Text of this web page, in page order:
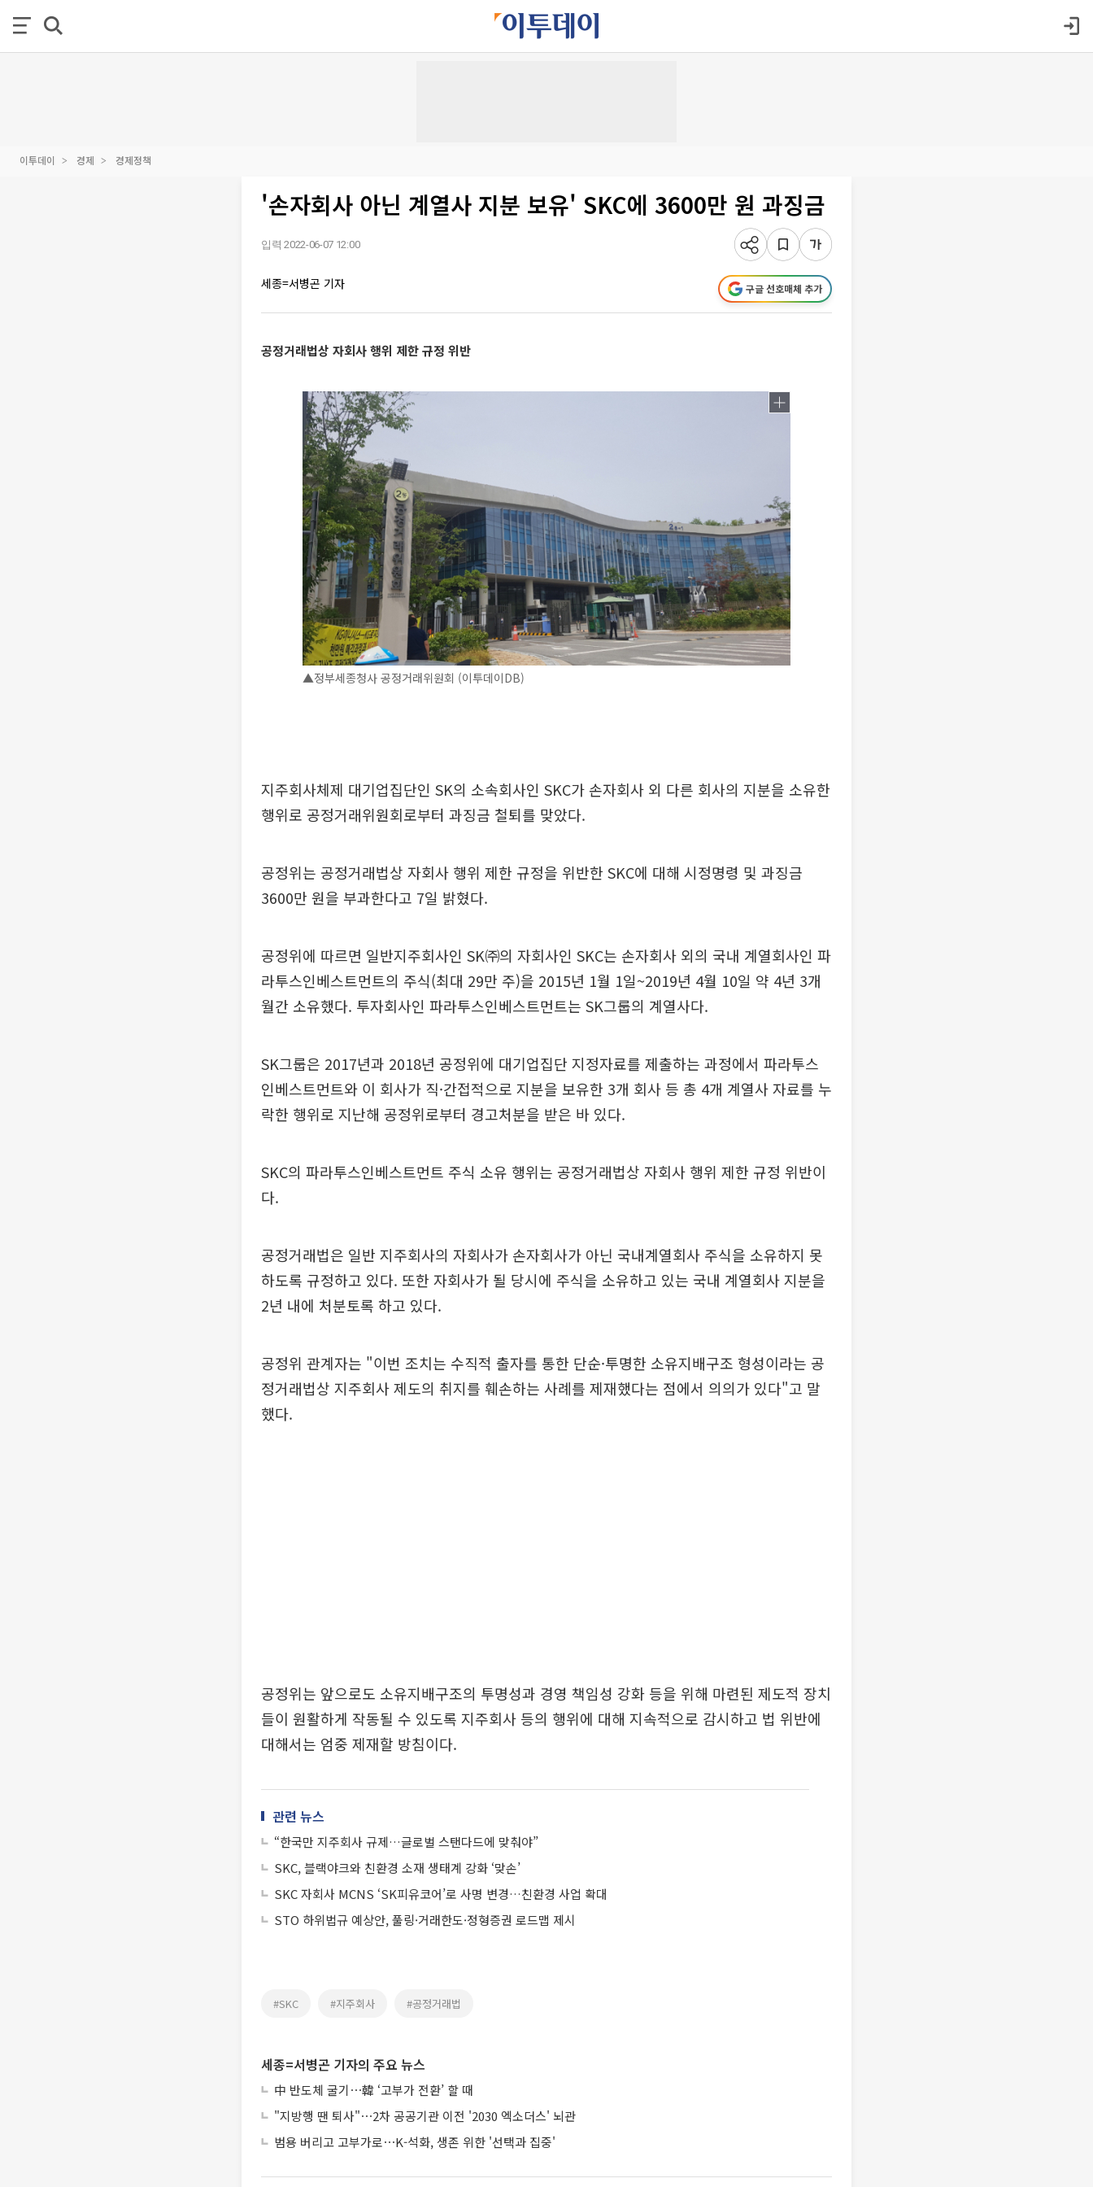
이투데이 경제 경제정책
'손자회사 아닌 계열사 지분 보유' SKC에 3600만 원 과징금
입력 2022-06-07 12:00
세종=서병곤 기자 구글 선호매체 추가
공정거래법상 자회사 행위 제한 규정 위반
▲정부세종청사 공정거래위원회 (이투데이DB)
지주회사체제 대기업집단인 SK의 소속회사인 SKC가 손자회사 외 다른 회사의 지분을 소유한
행위로 공정거래위원회로부터 과징금 철퇴를 맞았다.
공정위는 공정거래법상 자회사 행위 제한 규정을 위반한 SKC에 대해 시정명령 및 과징금
3600만 원을 부과한다고 7일 밝혔다.
공정위에 따르면 일반지주회사인 SK㈜의 자회사인 SKC는 손자회사 외의 국내 계열회사인 파
라투스인베스트먼트의 주식(최대 29만 주)을 2015년 1월 1일~2019년 4월 10일 약 4년 3개
월간 소유했다. 투자회사인 파라투스인베스트먼트는 SK그룹의 계열사다.
SK그룹은 2017년과 2018년 공정위에 대기업집단 지정자료를 제출하는 과정에서 파라투스
인베스트먼트와 이 회사가 직·간접적으로 지분을 보유한 3개 회사 등 총 4개 계열사 자료를 누
락한 행위로 지난해 공정위로부터 경고처분을 받은 바 있다.
SKC의 파라투스인베스트먼트 주식 소유 행위는 공정거래법상 자회사 행위 제한 규정 위반이
다.
공정거래법은 일반 지주회사의 자회사가 손자회사가 아닌 국내계열회사 주식을 소유하지 못
하도록 규정하고 있다. 또한 자회사가 될 당시에 주식을 소유하고 있는 국내 계열회사 지분을
2년 내에 처분토록 하고 있다.
공정위 관계자는 "이번 조치는 수직적 출자를 통한 단순·투명한 소유지배구조 형성이라는 공
정거래법상 지주회사 제도의 취지를 훼손하는 사례를 제재했다는 점에서 의의가 있다"고 말
했다.
공정위는 앞으로도 소유지배구조의 투명성과 경영 책임성 강화 등을 위해 마련된 제도적 장치
들이 원활하게 작동될 수 있도록 지주회사 등의 행위에 대해 지속적으로 감시하고 법 위반에
대해서는 엄중 제재할 방침이다.
관련 뉴스
“한국만 지주회사 규제…글로벌 스탠다드에 맞춰야”
SKC, 블랙야크와 친환경 소재 생태계 강화 ‘맞손’
SKC 자회사 MCNS ‘SK피유코어’로 사명 변경…친환경 사업 확대
STO 하위법규 예상안, 풀링·거래한도·정형증권 로드맵 제시
#SKC #지주회사 #공정거래법
세종=서병곤 기자의 주요 뉴스
中 반도체 굴기⋯韓 ‘고부가 전환’ 할 때
"지방행 땐 퇴사"⋯2차 공공기관 이전 '2030 엑소더스' 뇌관
범용 버리고 고부가로⋯K-석화, 생존 위한 '선택과 집중'